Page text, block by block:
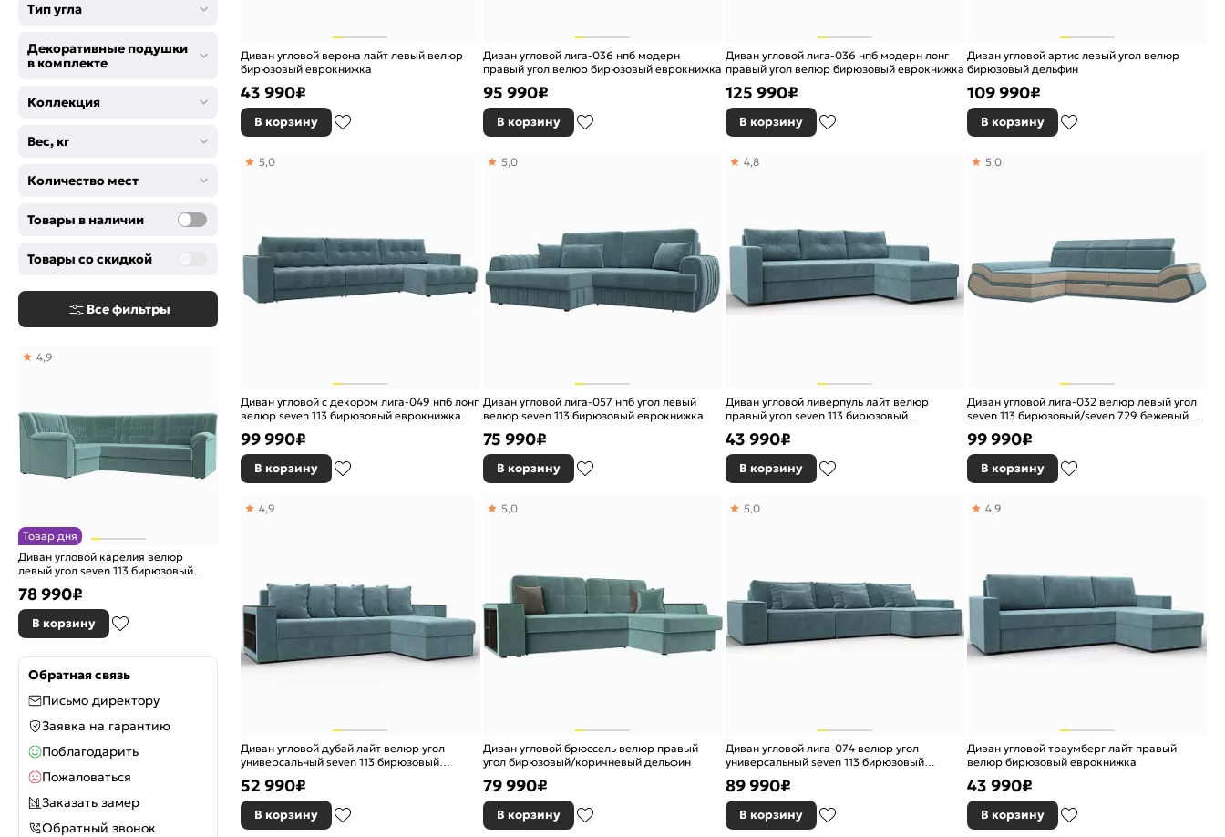
Тип угла
Декоративные подушки
в комплекте
Коллекция
Вес, кг
Количество мест
Товары в наличии
Товары со скидкой
Все фильтры
Товар дня
Диван угловой карелия велюр
левый угол seven 113 бирюзовый
4,9
78 990₽
В корзину
Обратная связь
Письмо директору
Заявка на гарантию
Поблагодарить
Пожаловаться
Заказать замер
Обратный звонок
Диван угловой верона лайт левый велюр
бирюзовый еврокнижка
43 990₽
В корзину
Диван угловой лига-036 нпб модерн
правый угол велюр бирюзовый еврокнижка
95 990₽
В корзину
Диван угловой лига-036 нпб модерн лонг
правый угол велюр бирюзовый еврокнижка
125 990₽
В корзину
Диван угловой артис левый угол велюр
бирюзовый дельфин
109 990₽
В корзину
Диван угловой с декором лига-049 нпб лонг
велюр seven 113 бирюзовый еврокнижка
5,0
99 990₽
В корзину
Диван угловой лига-057 нпб угол левый
велюр seven 113 бирюзовый еврокнижка
5,0
75 990₽
В корзину
Диван угловой ливерпуль лайт велюр
правый угол seven 113 бирюзовый
4,8
43 990₽
В корзину
Диван угловой лига-032 велюр левый угол
seven 113 бирюзовый/seven 729 бежевый
5,0
99 990₽
В корзину
Диван угловой дубай лайт велюр угол
универсальный seven 113 бирюзовый
4,9
52 990₽
В корзину
Диван угловой брюссель велюр правый
угол бирюзовый/коричневый дельфин
5,0
79 990₽
В корзину
Диван угловой лига-074 велюр угол
универсальный seven 113 бирюзовый
5,0
89 990₽
В корзину
Диван угловой траумберг лайт правый
велюр бирюзовый еврокнижка
4,9
43 990₽
В корзину